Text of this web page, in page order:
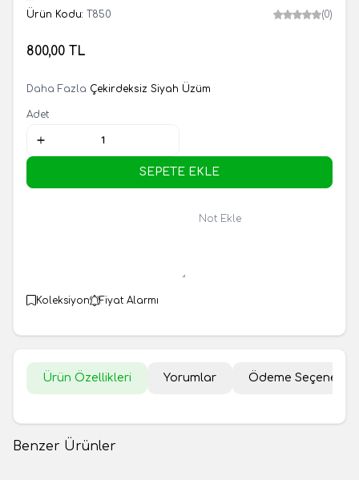
Ürün Kodu: T850 (0)
800,00 TL
Daha Fazla Çekirdeksiz Siyah Üzüm
Adet
SEPETE EKLE
Not Ekle
Koleksiyon Fiyat Alarmı
Ürün Özellikleri Yorumlar Ödeme
Benzer Ürünler